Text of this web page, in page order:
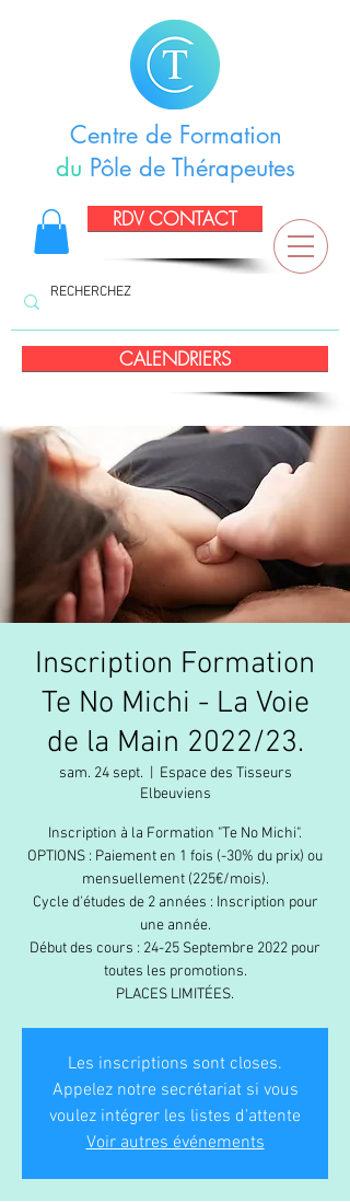
Centre de Formation
du Pôle de Thérapeutes
RDV CONTACT
CALENDRIERS
Inscription Formation
Te No Michi - La Voie
de la Main 2022/23.
sam. 24 sept.
Espace des Tisseurs
Elbeuviens
Inscription à la Formation "Te No Michi".
OPTIONS : Paiement en 1 fois (-30% du prix) ou
mensuellement (225€/mois).
Cycle d'études de 2 années : Inscription pour
une année.
Début des cours : 24-25 Septembre 2022 pour
toutes les promotions.
PLACES LIMITÉES.
Les inscriptions sont closes.
Appelez notre secrétariat si vous
voulez intégrer les listes d'attente
Voir autres événements